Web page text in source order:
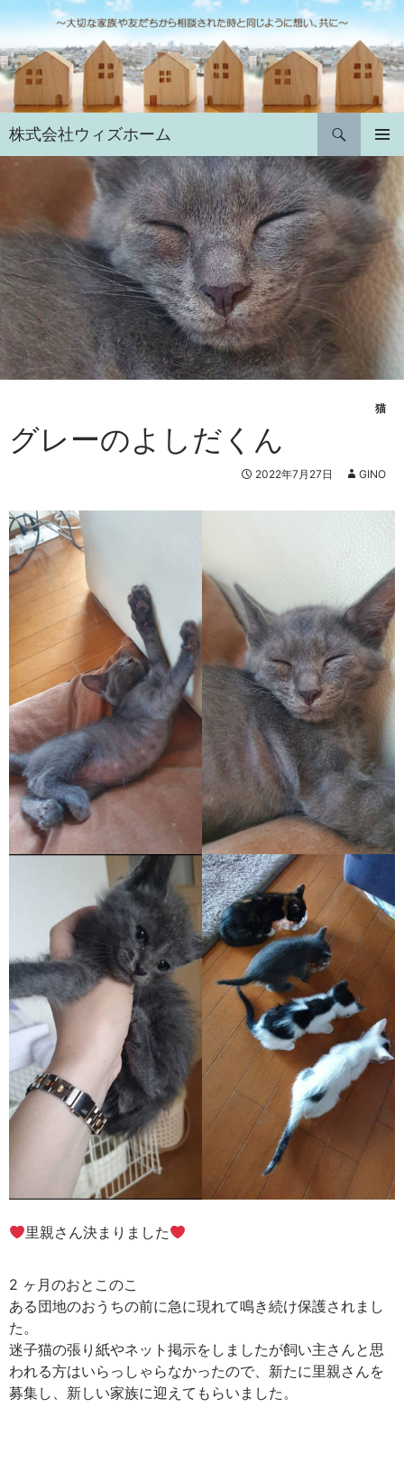
ン
テ
ン
ツ
へ
ス
キ
株式会社ウィズホーム
検
索
メインメ
ニュー
猫
グレーのよしだくん
2022年7月27日 GINO
里親さん決まりました
2 ヶ月のおとこのこ
ある団地のおうちの前に急に現れて鳴き続け保護されまし
た。
迷子猫の張り紙やネット掲示をしましたが飼い主さんと思
われる方はいらっしゃらなかったので、新たに里親さんを
募集し、新しい家族に迎えてもらいました。